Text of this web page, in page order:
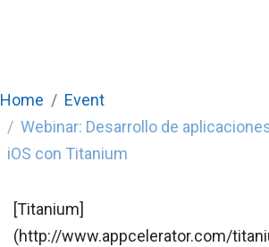
Home
Event
Webinar: Desarrollo de
iOS con Titanium
[Titanium]
(http://www.appcelerator.com/